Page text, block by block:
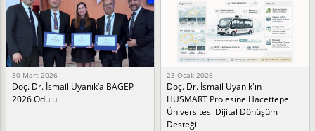
30 Mart 2026
Doç. Dr. İsmail Uyanık’a BAGEP
2026 Ödülü
23 Ocak 2026
Doç. Dr. İsmail Uyanık'ın
HÜSMART Projesine Hacettepe
Üniversitesi Dijital Dönüşüm
Desteği